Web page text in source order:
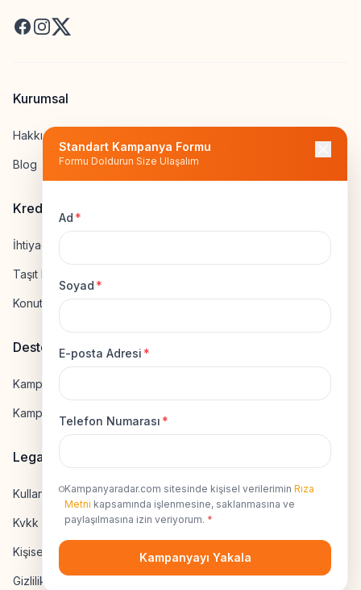
Standart Kampanya Formu
Formu Doldurun Size Ulaşalım
Ad *
Soyad *
E-posta Adresi *
Telefon Numarası *
Kampanyaradar.com sitesinde kişisel verilerimin Rıza
Metni kapsamında işlenmesine, saklanmasına ve
paylaşılmasına izin veriyorum. *
Kampanyayı Yakala
Facebook
Instagram
X
Kurumsal
Hakkımızda
Blog
Kredi Hesapla
İhtiyaç Kredisi Hesapla
Taşıt Kredisi Hesapla
Konut Kredisi Hesapla
Destek
Kampanya Gönderme
Kampanyaya Katılma
Legal
Kullanıcı Sözleşmesi
Kvkk Uyumluluk
Kişisel Veri İzni
Gizlilik Sözleşmesi